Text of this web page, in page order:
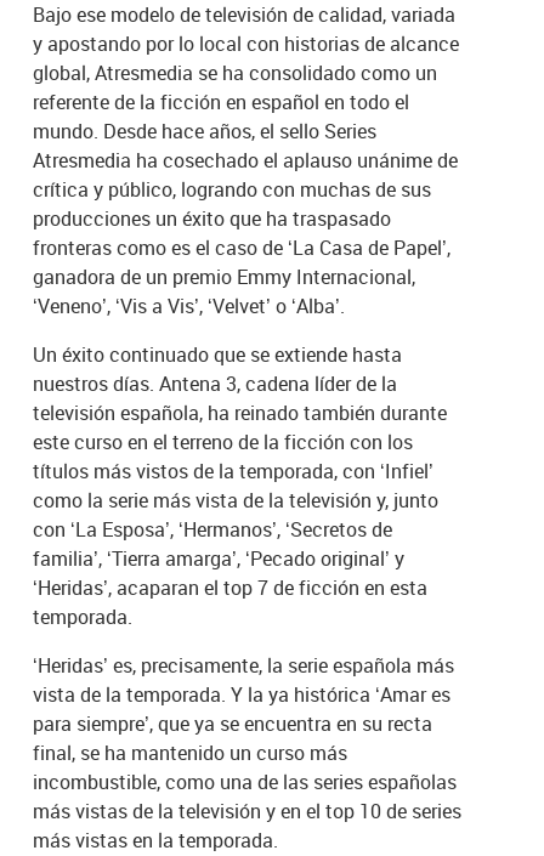
Bajo ese modelo de televisión de calidad, variada
y apostando por lo local con historias de alcance
global, Atresmedia se ha consolidado como un
referente de la ficción en español en todo el
mundo. Desde hace años, el sello Series
Atresmedia ha cosechado el aplauso unánime de
crítica y público, logrando con muchas de sus
producciones un éxito que ha traspasado
fronteras como es el caso de ‘La Casa de Papel’,
ganadora de un premio Emmy Internacional,
‘Veneno’, ‘Vis a Vis’, ‘Velvet’ o ‘Alba’.
Un éxito continuado que se extiende hasta
nuestros días. Antena 3, cadena líder de la
televisión española, ha reinado también durante
este curso en el terreno de la ficción con los
títulos más vistos de la temporada, con ‘Infiel’
como la serie más vista de la televisión y, junto
con ‘La Esposa’, ‘Hermanos’, ‘Secretos de
familia’, ‘Tierra amarga’, ‘Pecado original’ y
‘Heridas’, acaparan el top 7 de ficción en esta
temporada.
‘Heridas’ es, precisamente, la serie española más
vista de la temporada. Y la ya histórica ‘Amar es
para siempre’, que ya se encuentra en su recta
final, se ha mantenido un curso más
incombustible, como una de las series españolas
más vistas de la televisión y en el top 10 de series
más vistas en la temporada.